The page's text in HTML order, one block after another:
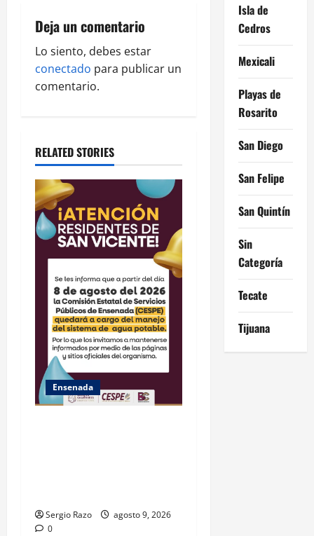
v
i
g
i
o
n
Deja un comentario
Lo siento, debes estar
conectado para publicar un
comentario.
RELATED STORIES
Ensenada
Sergio Razo
agosto 9, 2026
0
Isla de
Cedros
Mexicali
Playas de
Rosarito
San Diego
San Felipe
San Quintín
Sin
Categoría
Tecate
Tijuana